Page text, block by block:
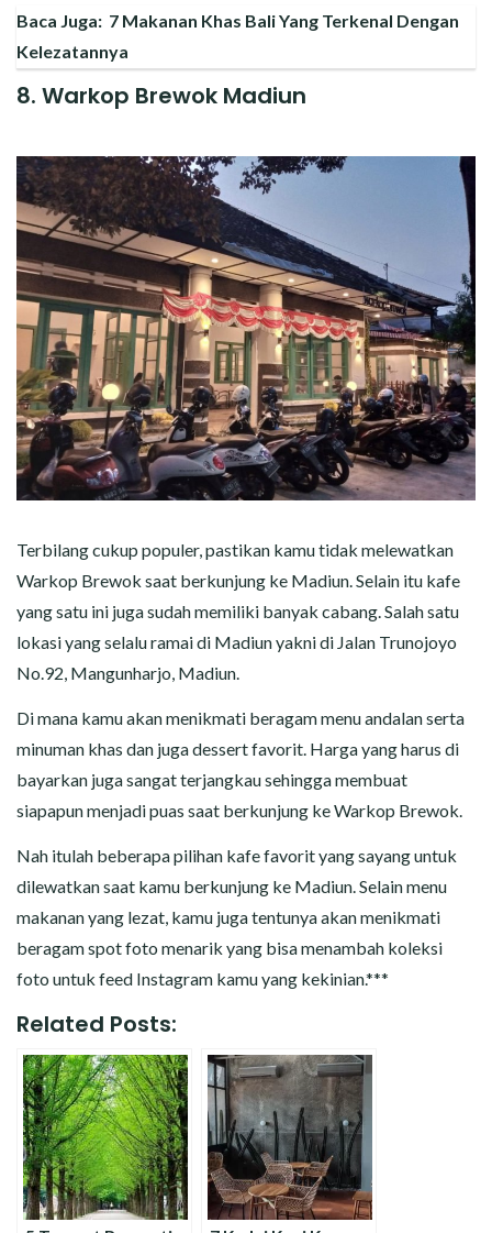
Baca Juga: 7 Makanan Khas Bali Yang Terkenal Dengan
Kelezatannya
8. Warkop Brewok Madiun
Terbilang cukup populer, pastikan kamu tidak melewatkan
Warkop Brewok saat berkunjung ke Madiun. Selain itu kafe
yang satu ini juga sudah memiliki banyak cabang. Salah satu
lokasi yang selalu ramai di Madiun yakni di Jalan Trunojoyo
No.92, Mangunharjo, Madiun.
Di mana kamu akan menikmati beragam menu andalan serta
minuman khas dan juga dessert favorit. Harga yang harus di
bayarkan juga sangat terjangkau sehingga membuat
siapapun menjadi puas saat berkunjung ke Warkop Brewok.
Nah itulah beberapa pilihan kafe favorit yang sayang untuk
dilewatkan saat kamu berkunjung ke Madiun. Selain menu
makanan yang lezat, kamu juga tentunya akan menikmati
beragam spot foto menarik yang bisa menambah koleksi
foto untuk feed Instagram kamu yang kekinian.***
Related Posts: